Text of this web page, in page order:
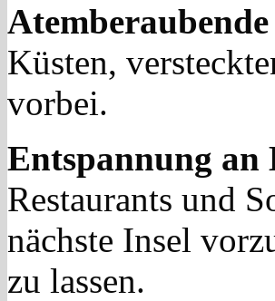
Küsten,
vorbei.
Entspannung an
Restaurants und
nächste Insel
zu lassen.